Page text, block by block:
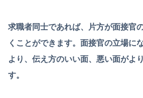
求職者同士であれば、片方が面接官
くことができます。面接官の立場に
より、伝え方のいい面、悪い面がよ
す。